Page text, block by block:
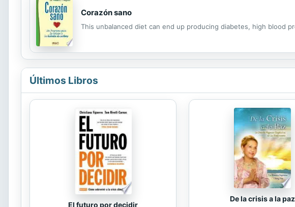
Corazón sano
This unbalanced diet can end up producing diabetes, high blood
Últimos Libros
El futuro por decidir
De la crisis a la paz